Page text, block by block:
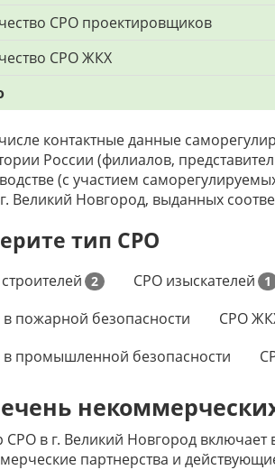
СРО проектировщиков
СРО ЖКХ
контактные данные
России (филиалов,
(с участием
Великий Новгород, выданных
тип СРО
2 СРО изыскателей 1
пожарной безопасности
СРО
промышленной безопасности
СРО в г. Великий Новгород
партнерства и